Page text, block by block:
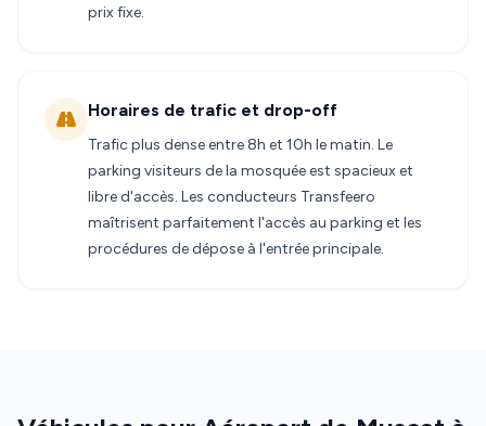
prix fixe.
Horaires de trafic et drop-off
Trafic plus dense entre 8h et 10h le matin. Le
parking visiteurs de la mosquée est spacieux et
libre d'accès. Les conducteurs Transfeero
maîtrisent parfaitement l'accès au parking et les
procédures de dépose à l'entrée principale.